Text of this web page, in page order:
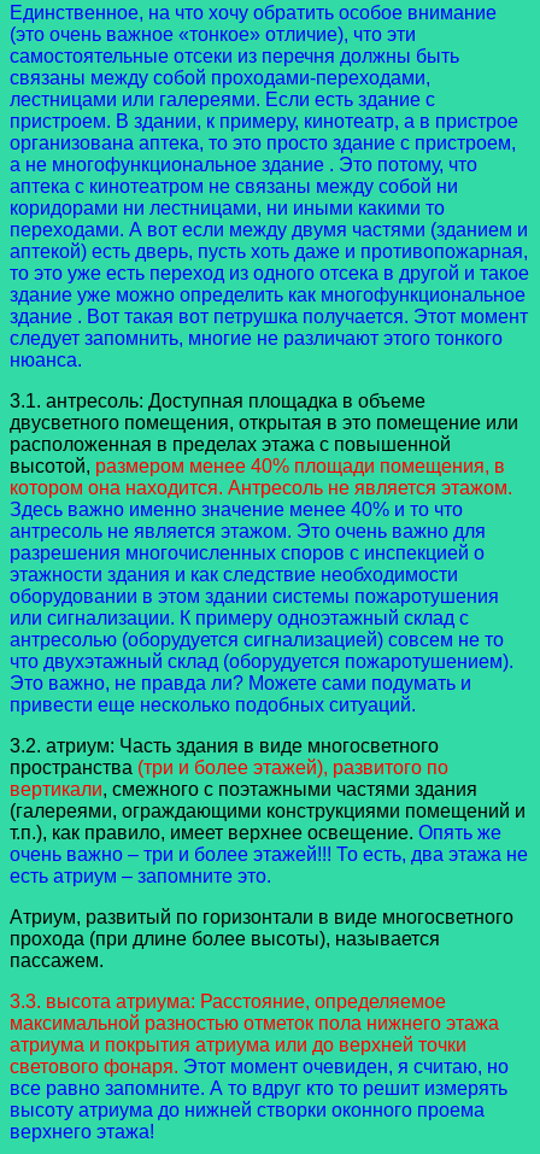
Единственное, на что хочу обратить особое внимание
(это очень важное «тонкое» отличие), что эти
самостоятельные отсеки из перечня должны быть
связаны между собой проходами-переходами,
лестницами или галереями. Если есть здание с
пристроем. В здании, к примеру, кинотеатр, а в пристрое
организована аптека, то это просто здание с пристроем,
а не многофункциональное здание . Это потому, что
аптека с кинотеатром не связаны между собой ни
коридорами ни лестницами, ни иными какими то
переходами. А вот если между двумя частями (зданием и
аптекой) есть дверь, пусть хоть даже и противопожарная,
то это уже есть переход из одного отсека в другой и такое
здание уже можно определить как многофункциональное
здание . Вот такая вот петрушка получается. Этот момент
следует запомнить, многие не различают этого тонкого
нюанса.
3.1. антресоль: Доступная площадка в объеме
двусветного помещения, открытая в это помещение или
расположенная в пределах этажа с повышенной
высотой, размером менее 40% площади помещения, в
котором она находится. Антресоль не является этажом.
Здесь важно именно значение менее 40% и то что
антресоль не является этажом. Это очень важно для
разрешения многочисленных споров с инспекцией о
этажности здания и как следствие необходимости
оборудовании в этом здании системы пожаротушения
или сигнализации. К примеру одноэтажный склад с
антресолью (оборудуется сигнализацией) совсем не то
что двухэтажный склад (оборудуется пожаротушением).
Это важно, не правда ли? Можете сами подумать и
привести еще несколько подобных ситуаций.
3.2. атриум: Часть здания в виде многосветного
пространства (три и более этажей), развитого по
вертикали, смежного с поэтажными частями здания
(галереями, ограждающими конструкциями помещений и
т.п.), как правило, имеет верхнее освещение. Опять же
очень важно – три и более этажей!!! То есть, два этажа не
есть атриум – запомните это.
Атриум, развитый по горизонтали в виде многосветного
прохода (при длине более высоты), называется
пассажем.
3.3. высота атриума: Расстояние, определяемое
максимальной разностью отметок пола нижнего этажа
атриума и покрытия атриума или до верхней точки
светового фонаря. Этот момент очевиден, я считаю, но
все равно запомните. А то вдруг кто то решит измерять
высоту атриума до нижней створки оконного проема
верхнего этажа!